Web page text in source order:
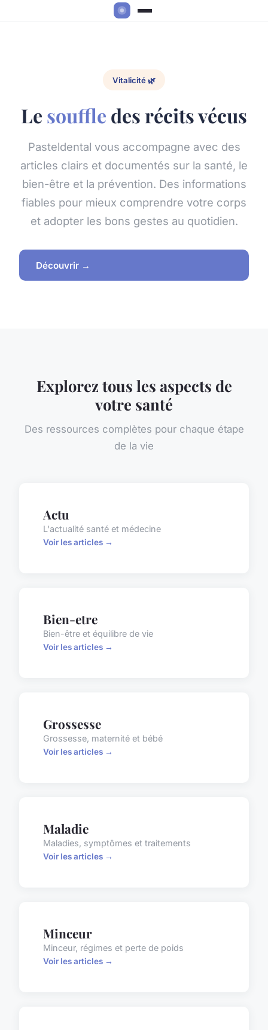
Vitalicité 🌿
Le souffle des récits vécus
Pasteldental vous accompagne avec des
articles clairs et documentés sur la santé, le
bien-être et la prévention. Des informations
fiables pour mieux comprendre votre corps
et adopter les bons gestes au quotidien.
Découvrir →
Explorez tous les aspects de
votre santé
Des ressources complètes pour chaque étape
de la vie
Actu
L'actualité santé et médecine
Voir les articles →
Bien-etre
Bien-être et équilibre de vie
Voir les articles →
Grossesse
Grossesse, maternité et bébé
Voir les articles →
Maladie
Maladies, symptômes et traitements
Voir les articles →
Minceur
Minceur, régimes et perte de poids
Voir les articles →